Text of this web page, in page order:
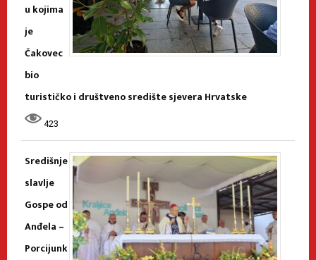
u kojima
je
Čakovec
bio
turističko i društveno središte sjevera Hrvatske
423
Središnje
slavlje
Gospe od
Anđela –
Porcijunk